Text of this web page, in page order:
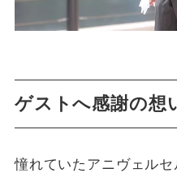
ゲストへ感謝の想
憧れていたアニヴェル